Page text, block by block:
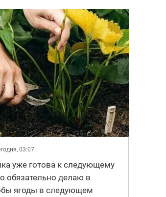
03:07
уже готова к следующему
обязательно делаю в
ягоды в следующем